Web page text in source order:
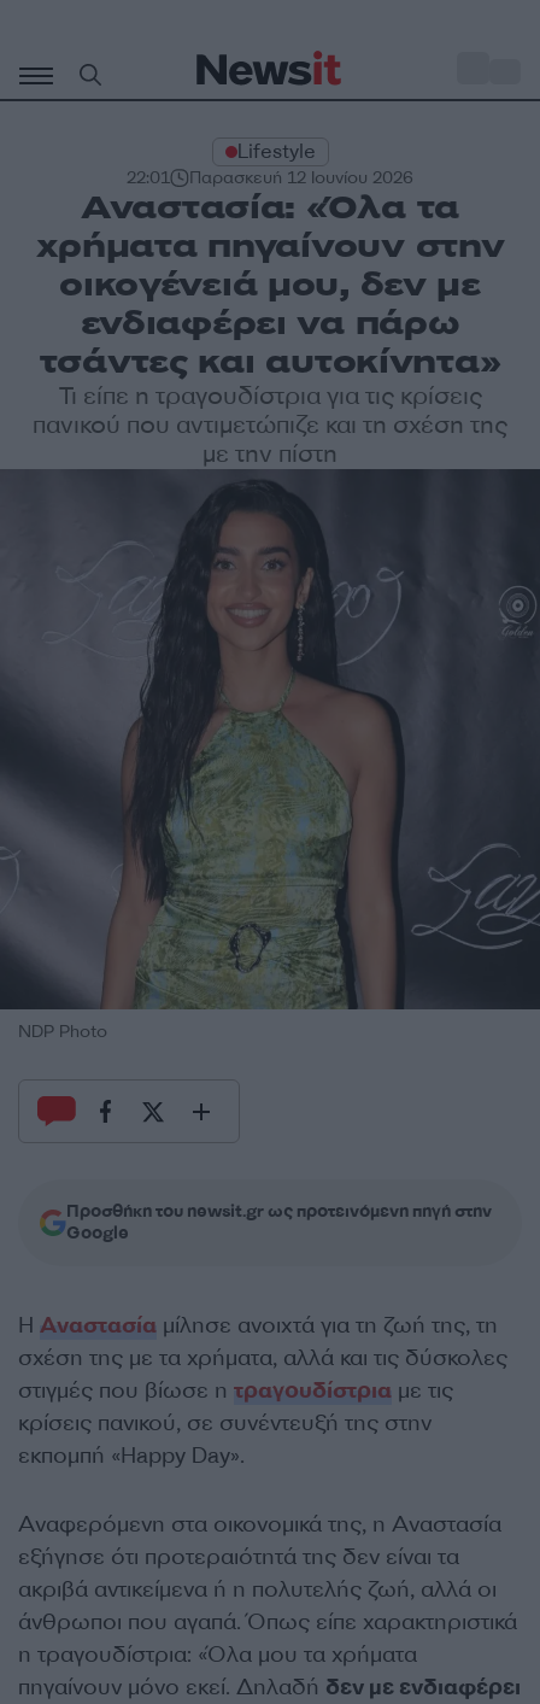
περιεχόμενο
Lifestyle
22:01 Παρασκευή 12 Ιουνίου 2026
Αναστασία: «Όλα τα
χρήματα πηγαίνουν στην
οικογένειά μου, δεν με
ενδιαφέρει να πάρω
τσάντες και αυτοκίνητα»
Τι είπε η τραγουδίστρια για τις κρίσεις
πανικού που αντιμετώπιζε και τη σχέση της
με την πίστη
NDP Photo
Προσθήκη του newsit.gr ως προτεινόμενη πηγή στην
Google
Η Αναστασία μίλησε ανοιχτά για τη ζωή της, τη
σχέση της με τα χρήματα, αλλά και τις δύσκολες
στιγμές που βίωσε η τραγουδίστρια με τις
κρίσεις πανικού, σε συνέντευξή της στην
εκπομπή «Happy Day».
Αναφερόμενη στα οικονομικά της, η Αναστασία
εξήγησε ότι προτεραιότητά της δεν είναι τα
ακριβά αντικείμενα ή η πολυτελής ζωή, αλλά οι
άνθρωποι που αγαπά. Όπως είπε χαρακτηριστικά
η τραγουδίστρια: «Όλα μου τα χρήματα
πηγαίνουν μόνο εκεί. Δηλαδή δεν με ενδιαφέρει